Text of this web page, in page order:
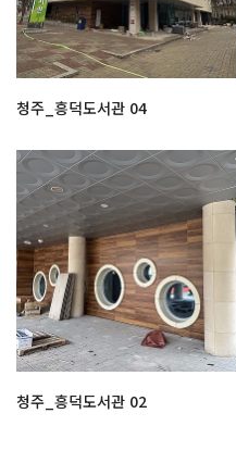
청주_흥덕도서관 04
청주_흥덕도서관 02